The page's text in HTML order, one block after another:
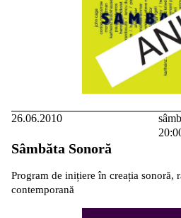
26.06.2010
Sâmbăta Sonoră
Program de inițiere în creația sonoră,
contemporană